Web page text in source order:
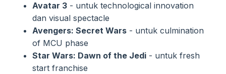
Avatar 3 - untuk technological innovation
dan visual spectacle
Avengers: Secret Wars - untuk culmination
of MCU phase
Star Wars: Dawn of the Jedi - untuk fresh
start franchise